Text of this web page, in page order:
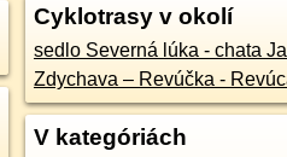
Cyklotrasy v okolí
sedlo Severná lúka - chata
Zdychava – Revúčka -
V kategóriách